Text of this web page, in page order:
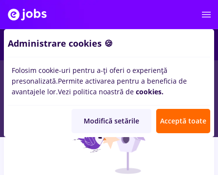
locuri de muncapsihologie, Part timeinTimisoara
StudentinTransport / Distributie, IT / Telecom
Administrare cookies 🍪
Folosim cookie-uri pentru a-ți oferi o experiență
presonalizată.Permite activarea pentru a beneficia de
avantajele lor.Vezi politica noastră de cookies.
Modifică setările Acceptă toate